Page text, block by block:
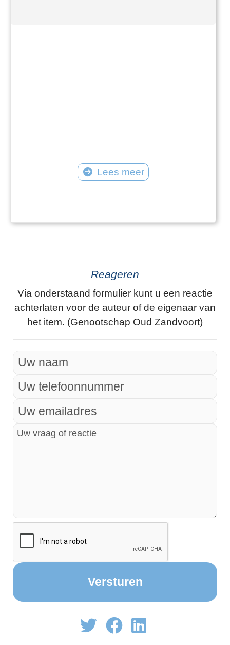
Lees meer
Reageren
Via onderstaand formulier kunt u een reactie
achterlaten voor de auteur of de eigenaar van
het item. (Genootschap Oud Zandvoort)